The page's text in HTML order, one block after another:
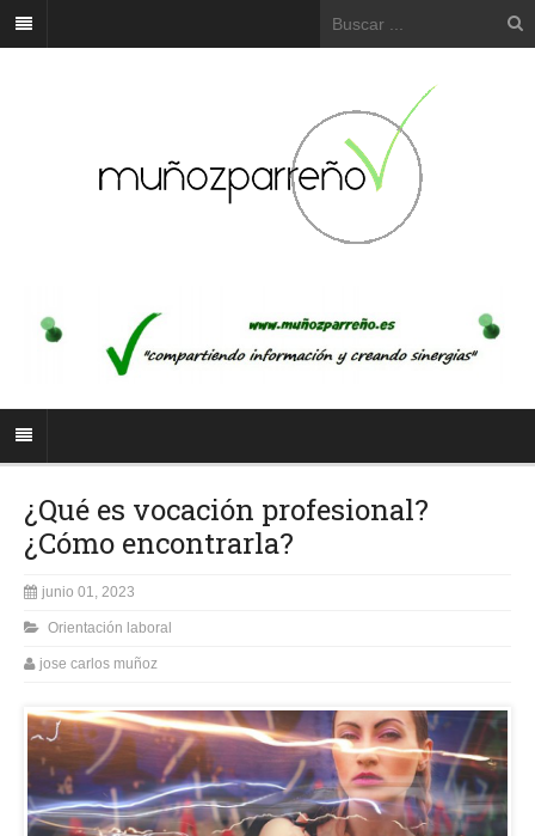
¿Qué es vocación profesional?
¿Cómo encontrarla?
junio 01, 2023
Orientación laboral
jose carlos muñoz